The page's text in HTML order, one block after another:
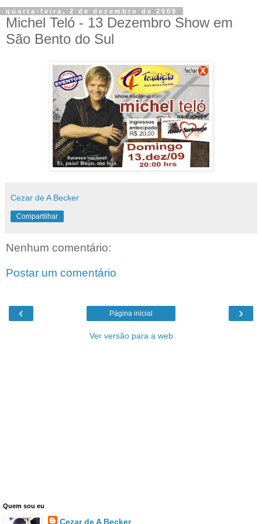
quarta-feira, 2 de dezembro de 2009
Michel Teló - 13 Dezembro Show em
São Bento do Sul
Cezar de A Becker
Compartilhar
Nenhum comentário:
Postar um comentário
‹ ›
Página inicial
Ver versão para a web
Quem sou eu
Cezar de A Becker